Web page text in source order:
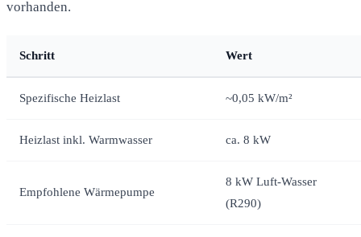
vorhanden.
Schritt Wert
Spezifische Heizlast ~0,05 kW/m²
Heizlast inkl. Warmwasser ca. 8 kW
Empfohlene Wärmepumpe
8 kW Luft-Wasser
(R290)